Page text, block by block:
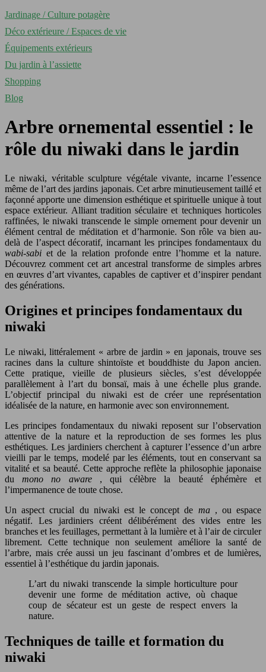
Jardinage / Culture potagère
Déco extérieure / Espaces de vie
Équipements extérieurs
Du jardin à l’assiette
Shopping
Blog
Arbre ornemental essentiel : le
rôle du niwaki dans le jardin
Le niwaki, véritable sculpture végétale vivante, incarne l’essence
même de l’art des jardins japonais. Cet arbre minutieusement taillé et
façonné apporte une dimension esthétique et spirituelle unique à tout
espace extérieur. Alliant tradition séculaire et techniques horticoles
raffinées, le niwaki transcende le simple ornement pour devenir un
élément central de méditation et d’harmonie. Son rôle va bien au-
delà de l’aspect décoratif, incarnant les principes fondamentaux du
wabi-sabi et de la relation profonde entre l’homme et la nature.
Découvrez comment cet art ancestral transforme de simples arbres
en œuvres d’art vivantes, capables de captiver et d’inspirer pendant
des générations.
Origines et principes fondamentaux du
niwaki
Le niwaki, littéralement « arbre de jardin » en japonais, trouve ses
racines dans la culture shintoïste et bouddhiste du Japon ancien.
Cette pratique, vieille de plusieurs siècles, s’est développée
parallèlement à l’art du bonsaï, mais à une échelle plus grande.
L’objectif principal du niwaki est de créer une représentation
idéalisée de la nature, en harmonie avec son environnement.
Les principes fondamentaux du niwaki reposent sur l’observation
attentive de la nature et la reproduction de ses formes les plus
esthétiques. Les jardiniers cherchent à capturer l’essence d’un arbre
vieilli par le temps, modelé par les éléments, tout en conservant sa
vitalité et sa beauté. Cette approche reflète la philosophie japonaise
dumono no aware , qui célèbre la beauté éphémère et
l’impermanence de toute chose.
Un aspect crucial du niwaki est le concept de ma , ou espace
négatif. Les jardiniers créent délibérément des vides entre les
branches et les feuillages, permettant à la lumière et à l’air de circuler
librement. Cette technique non seulement améliore la santé de
l’arbre, mais crée aussi un jeu fascinant d’ombres et de lumières,
essentiel à l’esthétique du jardin japonais.
L’art du niwaki transcende la simple horticulture pour
devenir une forme de méditation active, où chaque
coup de sécateur est un geste de respect envers la
nature.
Techniques de taille et formation du
niwaki